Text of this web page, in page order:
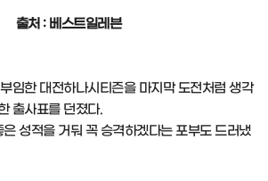
출처 : 베스트일레븐
임한 대전하나시티즌을 마지막 도전처럼 생각
출사표를 던졌다.
성적을 거둬 꼭 승격하겠다는 포부도 드러냈